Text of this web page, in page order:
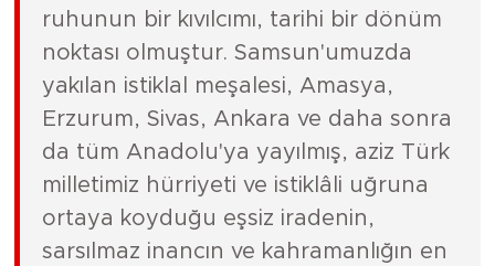
ruhunun bir kıvılcımı, tarihi bir dönüm
noktası olmuştur. Samsun'umuzda
yakılan istiklal meşalesi, Amasya,
Erzurum, Sivas, Ankara ve daha sonra
da tüm Anadolu'ya yayılmış, aziz Türk
milletimiz hürriyeti ve istiklâli uğruna
ortaya koyduğu eşsiz iradenin,
sarsılmaz inancın ve kahramanlığın en